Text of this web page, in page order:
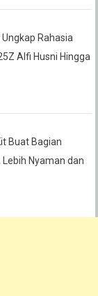
Rahasia
Alfi Husni Hingga
Buat Bagian
Nyaman dan